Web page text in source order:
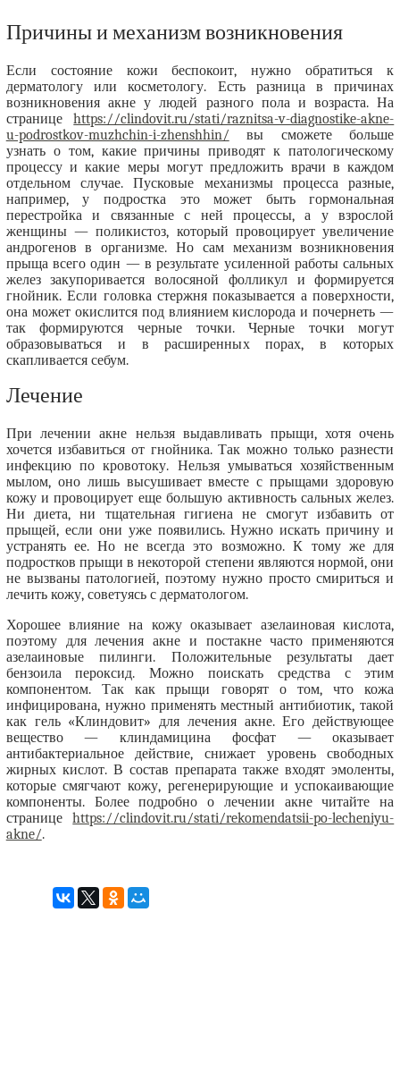
Причины и механизм возникновения
Если состояние кожи беспокоит, нужно обратиться к
дерматологу или косметологу. Есть разница в причинах
возникновения акне у людей разного пола и возраста. На
страницеhttps://clindovit.ru/stati/raznitsa-v-diagnostike-akne-
u-podrostkov-muzhchin-i-zhenshhin/ вы сможете больше
узнать о том, какие причины приводят к патологическому
процессу и какие меры могут предложить врачи в каждом
отдельном случае. Пусковые механизмы процесса разные,
например, у подростка это может быть гормональная
перестройка и связанные с ней процессы, а у взрослой
женщины — поликистоз, который провоцирует увеличение
андрогенов в организме. Но сам механизм возникновения
прыща всего один — в результате усиленной работы сальных
желез закупоривается волосяной фолликул и формируется
гнойник. Если головка стержня показывается а поверхности,
она может окислится под влиянием кислорода и почернеть —
так формируются черные точки. Черные точки могут
образовываться и в расширенных порах, в которых
скапливается себум.
Лечение
При лечении акне нельзя выдавливать прыщи, хотя очень
хочется избавиться от гнойника. Так можно только разнести
инфекцию по кровотоку. Нельзя умываться хозяйственным
мылом, оно лишь высушивает вместе с прыщами здоровую
кожу и провоцирует еще большую активность сальных желез.
Ни диета, ни тщательная гигиена не смогут избавить от
прыщей, если они уже появились. Нужно искать причину и
устранять ее. Но не всегда это возможно. К тому же для
подростков прыщи в некоторой степени являются нормой, они
не вызваны патологией, поэтому нужно просто смириться и
лечить кожу, советуясь с дерматологом.
Хорошее влияние на кожу оказывает азелаиновая кислота,
поэтому для лечения акне и постакне часто применяются
азелаиновые пилинги. Положительные результаты дает
бензоила пероксид. Можно поискать средства с этим
компонентом. Так как прыщи говорят о том, что кожа
инфицирована, нужно применять местный антибиотик, такой
как гель «Клиндовит» для лечения акне. Его действующее
вещество — клиндамицина фосфат — оказывает
антибактериальное действие, снижает уровень свободных
жирных кислот. В состав препарата также входят эмоленты,
которые смягчают кожу, регенерирующие и успокаивающие
компоненты. Более подробно о лечении акне читайте на
страницеhttps://clindovit.ru/stati/rekomendatsii-po-lecheniyu-
akne/.